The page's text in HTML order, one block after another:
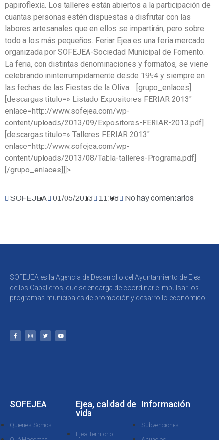
papiroflexia. Los talleres están abiertos a la participación de
cuantas personas estén dispuestas a disfrutar con las
labores artesanales que en ellos se impartirán, pero sobre
todo a los más pequeños. Feriar Ejea es una feria mercado
organizada por SOFEJEA-Sociedad Municipal de Fomento.
La feria, con distintas denominaciones y formatos, se viene
celebrando ininterrumpidamente desde 1994 y siempre en
las fechas de las Fiestas de la Oliva. [grupo_enlaces]
[descargas titulo=» Listado Expositores FERIAR 2013″
enlace=http://www.sofejea.com/wp-
content/uploads/2013/09/Expositores-FERIAR-2013.pdf]
[descargas titulo=» Talleres FERIAR 2013″
enlace=http://www.sofejea.com/wp-
content/uploads/2013/08/Tabla-talleres-Programa.pdf]
[/grupo_enlaces]]]>
SOFEJEA 01/05/2013 11:08 No hay comentarios
SOFEJEA es la Agencia de Desarrollo del Ayuntamiento de Ejea
de los Caballeros, que se encarga de coordinar e impulsar los
programas municipales de promoción y desarrollo económico
SOFEJEA
Quienes Somos
Ejea, calidad de
vida
Ejea Territorio
Información
Subvenciones